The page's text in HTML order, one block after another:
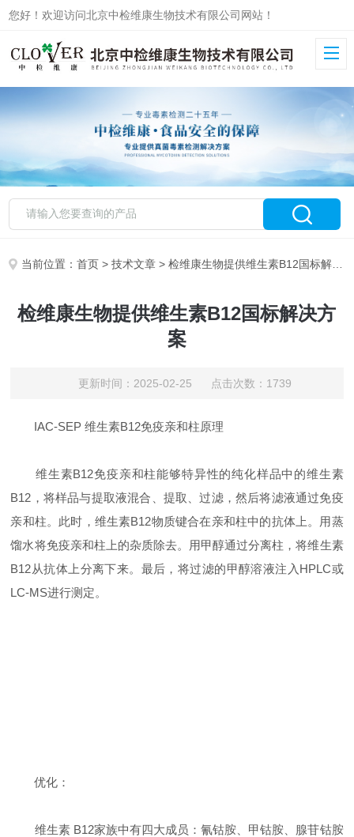
您好！欢迎访问北京中检维康生物技术有限公司网站！
当前位置：首页 >技术文章 > 检维康生物提供维生素B12国标解决方案
检维康生物提供维生素B12国标解决方
案
更新时间：2025-02-25 点击次数：1739
IAC-SEP 维生素B12免疫亲和柱原理
维生素B12免疫亲和柱能够特异性的纯化样品中的维生素
B12，将样品与提取液混合、提取、过滤，然后将滤液通过免疫
亲和柱。此时，维生素B12物质键合在亲和柱中的抗体上。用蒸
馏水将免疫亲和柱上的杂质除去。用甲醇通过分离柱，将维生素
B12从抗体上分离下来。最后，将过滤的甲醇溶液注入HPLC或
LC-MS进行测定。
优化：
维生素 B12家族中有四大成员：氰钴胺、甲钴胺、腺苷钴胺